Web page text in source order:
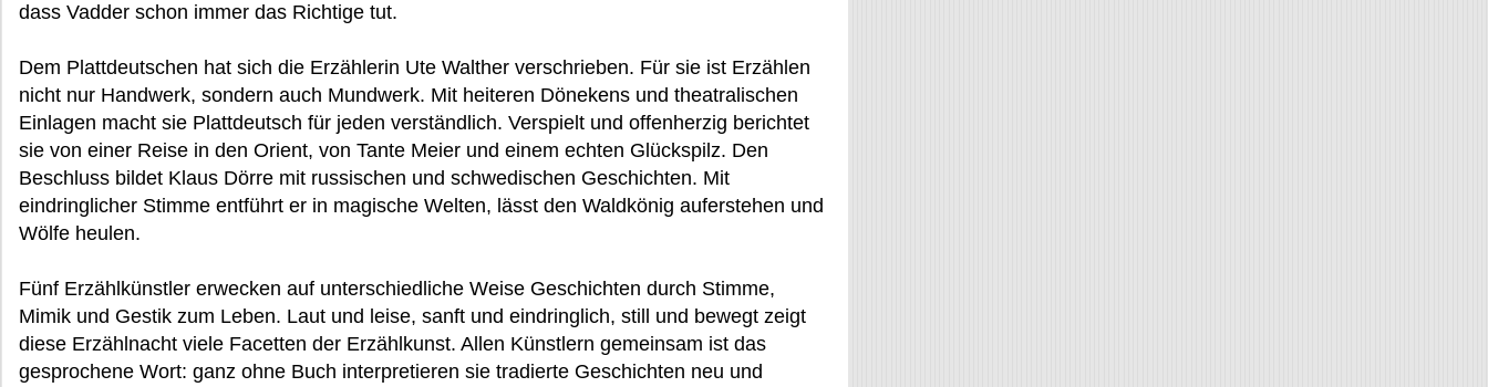
dass Vadder schon immer das Richtige tut.
Dem Plattdeutschen hat sich die Erzählerin Ute Walther verschrieben. Für sie ist Erzählen
nicht nur Handwerk, sondern auch Mundwerk. Mit heiteren Dönekens und theatralischen
Einlagen macht sie Plattdeutsch für jeden verständlich. Verspielt und offenherzig berichtet
sie von einer Reise in den Orient, von Tante Meier und einem echten Glückspilz. Den
Beschluss bildet Klaus Dörre mit russischen und schwedischen Geschichten. Mit
eindringlicher Stimme entführt er in magische Welten, lässt den Waldkönig auferstehen und
Wölfe heulen.
Fünf Erzählkünstler erwecken auf unterschiedliche Weise Geschichten durch Stimme,
Mimik und Gestik zum Leben. Laut und leise, sanft und eindringlich, still und bewegt zeigt
diese Erzählnacht viele Facetten der Erzählkunst. Allen Künstlern gemeinsam ist das
gesprochene Wort: ganz ohne Buch interpretieren sie tradierte Geschichten neu und